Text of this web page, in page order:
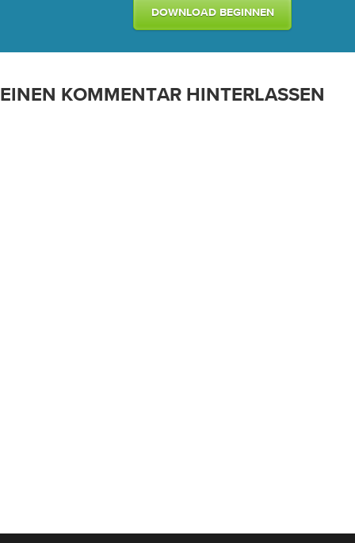
DOWNLOAD BEGINNEN
EINEN KOMMENTAR HINTERLASSEN